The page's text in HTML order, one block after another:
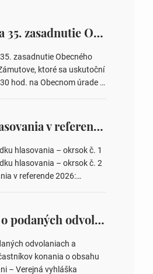
Pozvánka na 35. zasadnutie OZ v Zámutove
zasadnutie Obecného
ktoré sa uskutoční
hod. na Obecnom úrade v
3. Určenie volebných
poslancov obecných
poslancov obecných
4. Schválenie odpredaja
–…
Výsledky hlasovania v referende 2026
hlasovania – okrsok č. 1
hlasovania – okrsok č. 2
v referende 2026:
Oznámenie o podaných odvolaniach a upovedomenie účastníkov konania o obsahu podaných odvolani – Verejná vyhláška
odvolaniach a
konania o obsahu
– Verejná vyhláška